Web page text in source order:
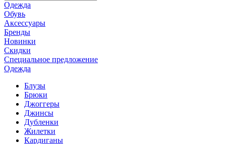
Одежда
Обувь
Аксессуары
Бренды
Новинки
Скидки
Специальное предложение
Одежда
Блузы
Брюки
Джоггеры
Джинсы
Дубленки
Жилетки
Кардиганы